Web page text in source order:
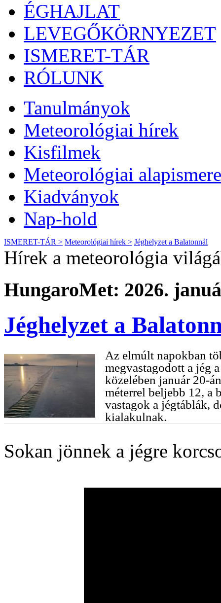
ÉGHAJLAT
LEVEGŐKÖRNYEZET
ISMERET-TÁR
RÓLUNK
Tanulmányok
Meteorológiai hírek
Kisfilmek
Meteorológiai
Kiadványok
Nap-hold
ISMERET-TÁR > Meteorológiai hírek > Jéghelyzet a Balatonnál
Hírek a meteorológia
HungaroMet: 2026.
Jéghelyzet a
Az elmúlt napokban
megvastagodott a jég
közelében január 20-
méterrel beljebb 12, a
vastagok a jégtáblák,
kialakulnak.
Sokan jönnek a jégre